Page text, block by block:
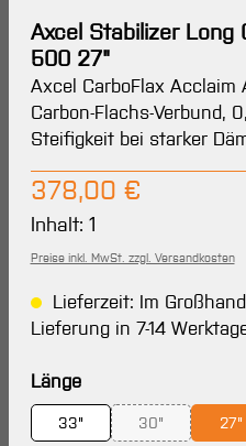
Axcel Stabilizer Long
500 27"
Axcel CarboFlax
Carbon-Flachs-Verbund,
Steifigkeit bei starker
Regulärer Preis:
378,00 €
Inhalt: 1
Preise inkl. MwSt. zzgl. Versandkosten
Lieferzeit: Im
Lieferung in 7-14
Längeauswählen
33" 30"
(Diese Option
27"